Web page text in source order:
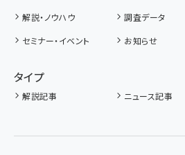
解説・ノウハウ
調査データ
セミナー・イベント
お知らせ
タイプ
解説記事 ニュース記事